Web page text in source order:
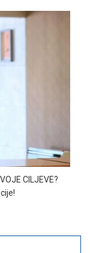
CILJEVE?